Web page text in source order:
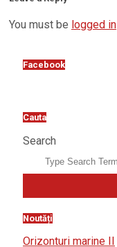
You must be logged in
Facebook
Cauta
Search
Noutăți
Orizonturi marine II